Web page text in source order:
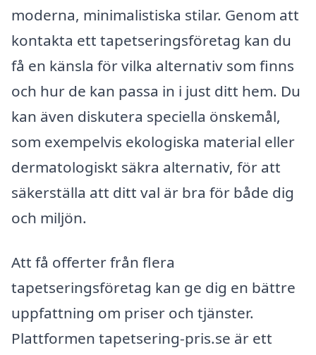
moderna, minimalistiska stilar. Genom att
kontakta ett tapetseringsföretag kan du
få en känsla för vilka alternativ som finns
och hur de kan passa in i just ditt hem. Du
kan även diskutera speciella önskemål,
som exempelvis ekologiska material eller
dermatologiskt säkra alternativ, för att
säkerställa att ditt val är bra för både dig
och miljön.
Att få offerter från flera
tapetseringsföretag kan ge dig en bättre
uppfattning om priser och tjänster.
Plattformen tapetsering-pris.se är ett